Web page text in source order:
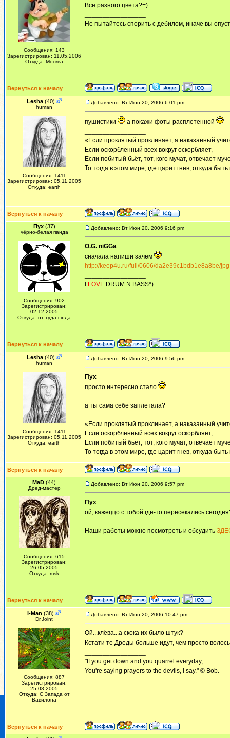
Сообщения: 143
Зарегистрирован: 11.05.2006
Откуда: Москва
Все разного цвета?=)
Не пытайтесь спорить с дебилом, иначе вы
Вернуться к началу
Lesha(40)
human
Сообщения: 1411
Зарегистрирован: 05.11.2005
Откуда: earth
Добавлено: Вт Июн 20, 2006 6:01 pm
пушистики
а покажи фоты расплетенной
«Если проклятый проклинает, а наказанный
Если оскорблённый всех вокруг оскорбляет,
Если побитый бьёт, тот, кого мучат, отвечает
То тогда в этом мире, где царит гнев, откуда
Вернуться к началу
Пух(37)
чёрно-белая панда
Сообщения: 902
Зарегистрирован:
02.12.2005
Откуда: от туда сюда
Добавлено: Вт Июн 20, 2006 9:16 pm
O.G. niGGa
сначала напиши зачем
http://keep4u.ru/full/0606/da2e39c1bdb1e8a8be/jpg
LOVE DRUM N BASS*)
Вернуться к началу
Lesha(40)
human
Сообщения: 1411
Зарегистрирован: 05.11.2005
Откуда: earth
Добавлено: Вт Июн 20, 2006 9:56 pm
Пух
просто интересно стало
а ты сама себе заплетала?
«Если проклятый проклинает, а наказанный
Если оскорблённый всех вокруг оскорбляет,
Если побитый бьёт, тот, кого мучат, отвечает
То тогда в этом мире, где царит гнев, откуда
Вернуться к началу
MaD (44)
Дред-мастер
Сообщения: 615
Зарегистрирован:
26.05.2005
Откуда: msk
Добавлено: Вт Июн 20, 2006 9:57 pm
Пух
ой, кажеццо с тобой где-то пересекались
Наши работы можно посмотреть и обсудить
Вернуться к началу
I-Man (38)
Dr.Joint
Сообщения: 887
Зарегистрирован:
25.08.2005
Откуда: С Запада от
Вавилона
Добавлено: Вт Июн 20, 2006 10:47 pm
Ой...клёва...а скока их было штук?
Кстати те Дреды больше идут, чем просто
"If you get down and you quarrel everyday,
You're saying prayers to the devils, I say." © Bob.
Вернуться к началу